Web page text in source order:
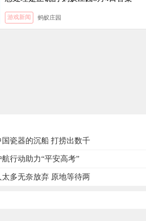
游戏新闻 蚂蚁庄园
瓷器的沉船 打捞出数千
行动助力“平安高考”
多无奈放弃 原地等待两